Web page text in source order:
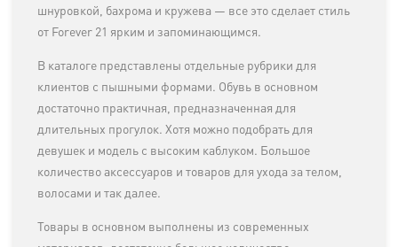
шнуровкой, бахрома и кружева — все это сделает стиль
от Forever 21 ярким и запоминающимся.
В каталоге представлены отдельные рубрики для
клиентов с пышными формами. Обувь в основном
достаточно практичная, предназначенная для
длительных прогулок. Хотя можно подобрать для
девушек и модель с высоким каблуком. Большое
количество аксессуаров и товаров для ухода за телом,
волосами и так далее.
Товары в основном выполнены из современных